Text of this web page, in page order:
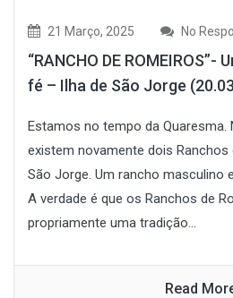
21 Março, 2025 No
“RANCHO DE ROMEIROS”-
fé – Ilha de São Jorge
Estamos no tempo da Quaresma.
existem novamente dois Ranchos
São Jorge. Um rancho masculino
A verdade é que os Ranchos de
propriamente uma tradição...
Read